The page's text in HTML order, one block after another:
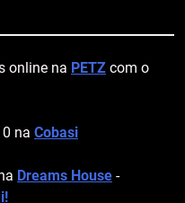
online na PETZ com o
na Cobasi
Dreams House -